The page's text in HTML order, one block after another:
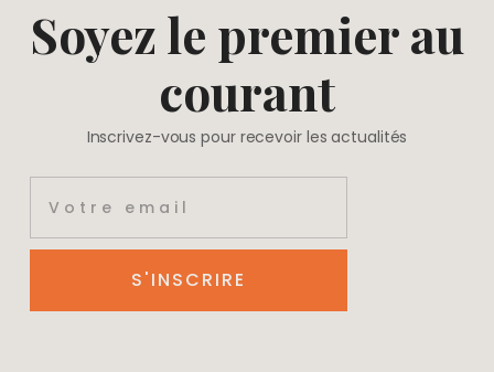
Soyez le premier au
courant
Inscrivez-vous pour recevoir les actualités
S'INSCRIRE